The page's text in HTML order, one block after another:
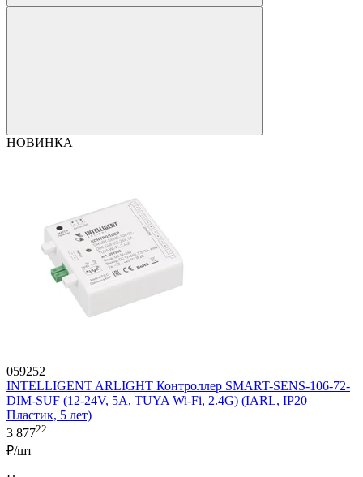
НОВИНКА
059252
INTELLIGENT ARLIGHT Контроллер SMART-SENS-106-72-
DIM-SUF (12-24V, 5A, TUYA Wi-Fi, 2.4G) (IARL, IP20
Пластик, 5 лет)
3 87722
₽/шт